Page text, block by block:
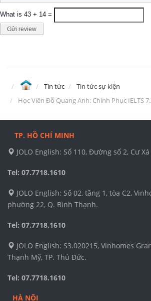
What is 43 + 14 =
Gửi review
Tin tức
Tin tức sự kiện
Học Viên Đỗ Quang Anh: Chinh Phục IELTS
TP. HỒ CHÍ MINH
JOLO English: Số 110, Đường số 2, Cư
Tel: 07.7718.1610
JOLO English: Số 02, tầng 1, tòa C2,
phường 22, Q. Bình Thạnh.
Tel: 07.7718.1610
JOLO English: S3.020215, Vinhomes
Thạnh Mỹ, TP. Thủ Đức.
Tel: 07.7718.1610
HÀ NỘI